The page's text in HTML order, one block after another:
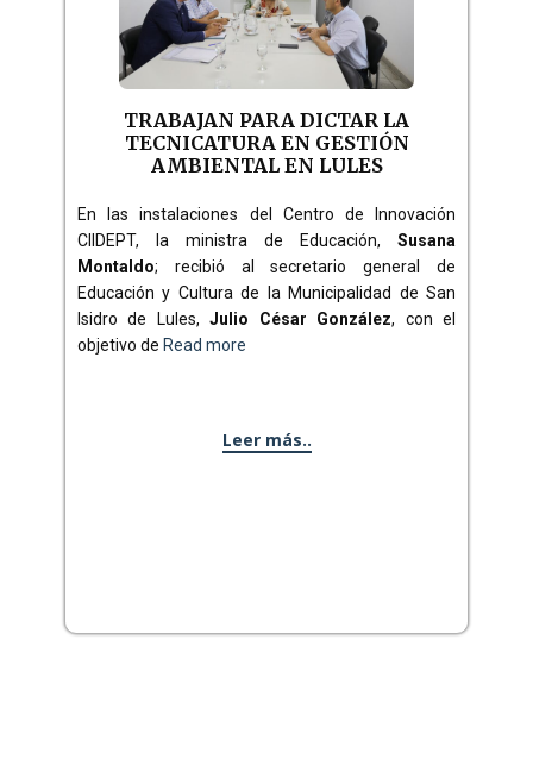
TRABAJAN PARA DICTAR LA
TECNICATURA EN GESTIÓN
AMBIENTAL EN LULES
En las instalaciones del Centro de Innovación
CIIDEPT, la ministra de Educación, Susana
Montaldo; recibió al secretario general de
Educación y Cultura de la Municipalidad de San
Isidro de Lules,Julio César González, con el
objetivo de Read more
Leer más..